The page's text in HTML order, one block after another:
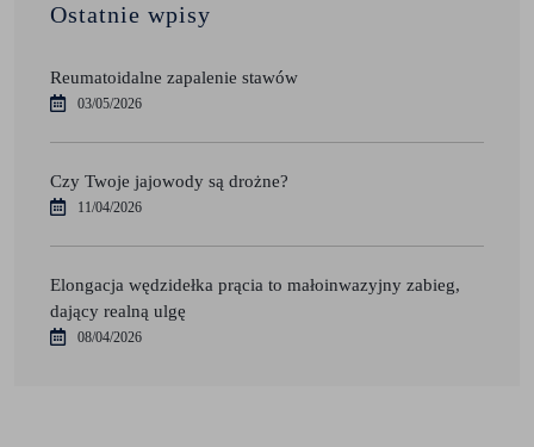
Ostatnie wpisy
Reumatoidalne zapalenie stawów
03/05/2026
Czy Twoje jajowody są drożne?
11/04/2026
Elongacja wędzidełka prącia to małoinwazyjny zabieg,
dający realną ulgę
08/04/2026